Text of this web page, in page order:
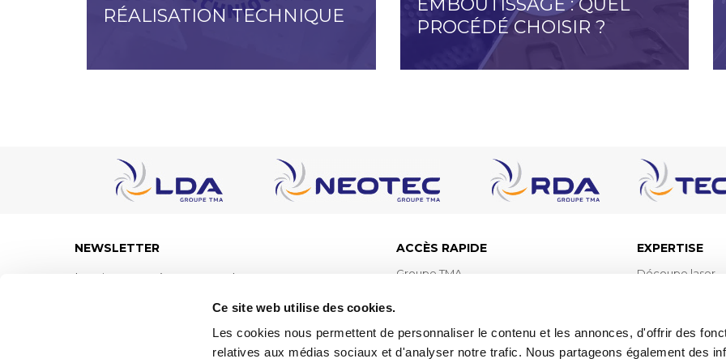
Ce site web utilise des cookies.
Les cookies nous permettent de personnaliser le contenu et les annonces, d'offrir des
relatives aux médias sociaux et d'analyser notre trafic. Nous partageons également des
RÉALISATION TECHNIQUE
EMBOUTISSAGE : QUEL
PROCÉDÉ CHOISIR ?
NEWSLETTER
Inscrivez-vous à notre newsletter
ACCÈS RAPIDE
Groupe TMA
Réalisations
Devis
EXPERTISE
Découpe laser
Découpe
Poinçonnage